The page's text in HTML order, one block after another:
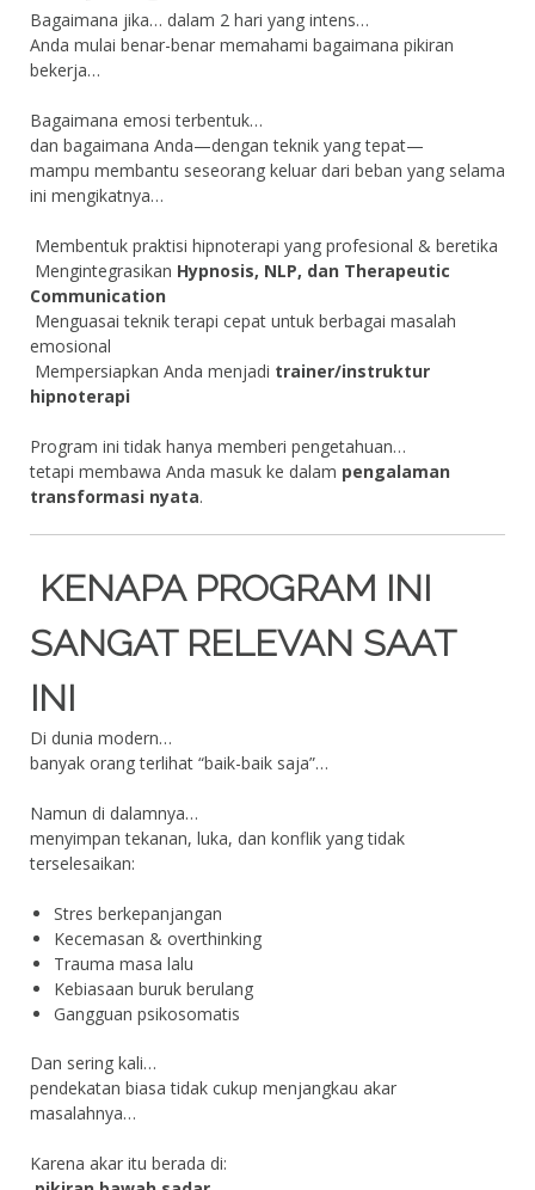
Bagaimana jika… dalam 2 hari yang intens…
Anda mulai benar-benar memahami bagaimana pikiran
bekerja…
Bagaimana emosi terbentuk…
dan bagaimana Anda—dengan teknik yang tepat—
mampu membantu seseorang keluar dari beban yang selama
ini mengikatnya…
Membentuk praktisi hipnoterapi yang profesional & beretika
Mengintegrasikan Hypnosis, NLP, dan Therapeutic
Communication
Menguasai teknik terapi cepat untuk berbagai masalah
emosional
Mempersiapkan Anda menjadi trainer/instruktur
hipnoterapi
Program ini tidak hanya memberi pengetahuan…
tetapi membawa Anda masuk ke dalam pengalaman
transformasi nyata.
KENAPA PROGRAM INI
SANGAT RELEVAN SAAT
INI
Di dunia modern…
banyak orang terlihat “baik-baik saja”…
Namun di dalamnya…
menyimpan tekanan, luka, dan konflik yang tidak
terselesaikan:
Stres berkepanjangan
Kecemasan & overthinking
Trauma masa lalu
Kebiasaan buruk berulang
Gangguan psikosomatis
Dan sering kali…
pendekatan biasa tidak cukup menjangkau akar
masalahnya…
Karena akar itu berada di: